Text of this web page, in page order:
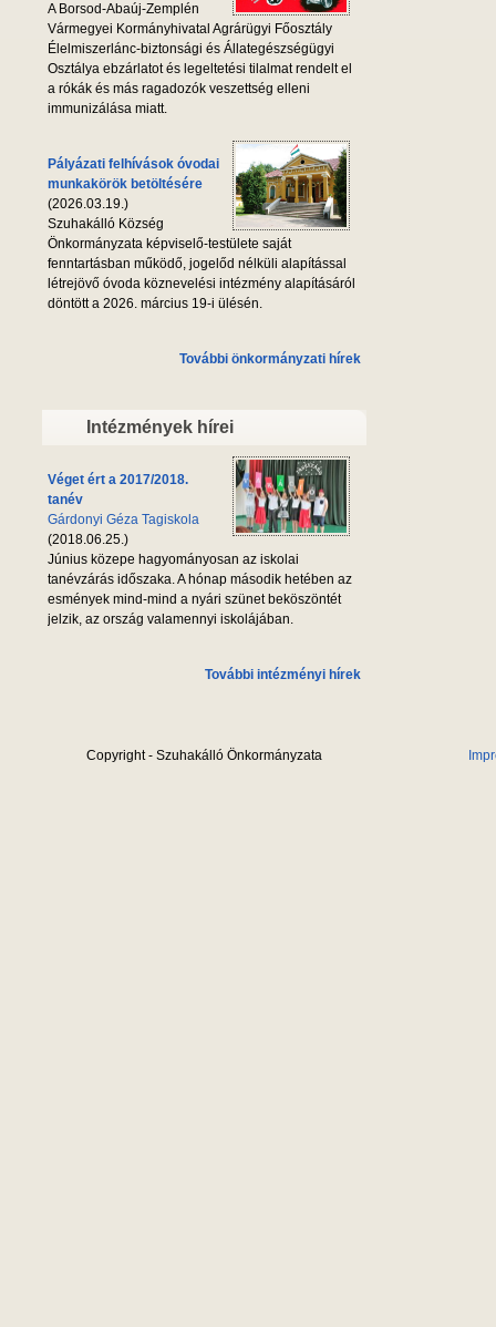
A Borsod-Abaúj-Zemplén
Vármegyei Kormányhivatal Agrárügyi Főosztály
Élelmiszerlánc-biztonsági és Állategészségügyi
Osztálya ebzárlatot és legeltetési tilalmat rendelt el
a rókák és más ragadozók veszettség elleni
immunizálása miatt.
Pályázati felhívások óvodai
munkakörök betöltésére
(2026.03.19.)
Szuhakálló Község
Önkormányzata képviselő-testülete saját
fenntartásban működő, jogelőd nélküli alapítással
létrejövő óvoda köznevelési intézmény alapításáról
döntött a 2026. március 19-i ülésén.
További önkormányzati hírek
Intézmények hírei
Véget ért a 2017/2018.
tanév
Gárdonyi Géza Tagiskola
(2018.06.25.)
Június közepe hagyományosan az iskolai
tanévzárás időszaka. A hónap második hetében az
esmények mind-mind a nyári szünet beköszöntét
jelzik, az ország valamennyi iskolájában.
További intézményi hírek
Copyright - Szuhakálló Önkormányzata